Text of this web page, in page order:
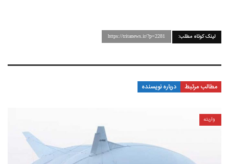
لینک کوتاه مطلب: https://tritanews.ir/?p=2281
مطالب مرتبط درباره نویسنده
واریته